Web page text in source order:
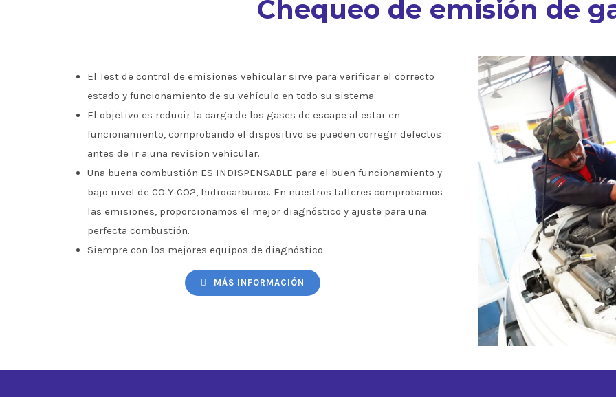
Chequeo de emisión de
El Test de control de emisiones vehicular sirve para verificar el correcto
estado y funcionamiento de su vehículo en todo su sistema.
El objetivo es reducir la carga de los gases de escape al estar en
funcionamiento, comprobando el dispositivo se pueden corregir defectos
antes de ir a una revision vehicular.
Una buena combustión ES INDISPENSABLE para el buen funcionamiento y
bajo nivel de CO Y CO2, hidrocarburos. En nuestros talleres comprobamos
las emisiones, proporcionamos el mejor diagnóstico y ajuste para una
perfecta combustión.
Siempre con los mejores equipos de diagnóstico.
MÁS INFORMACIÓN